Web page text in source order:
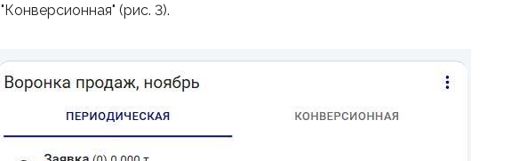
"Конверсионная" (рис. 3).